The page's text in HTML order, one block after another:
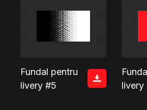
Fundal pentru
livery #5
livery